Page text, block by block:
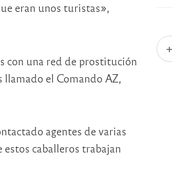
eran unos turistas»,
con una red de prostitución
el Comando AZ,
agentes de varias
caballeros trabajan
+